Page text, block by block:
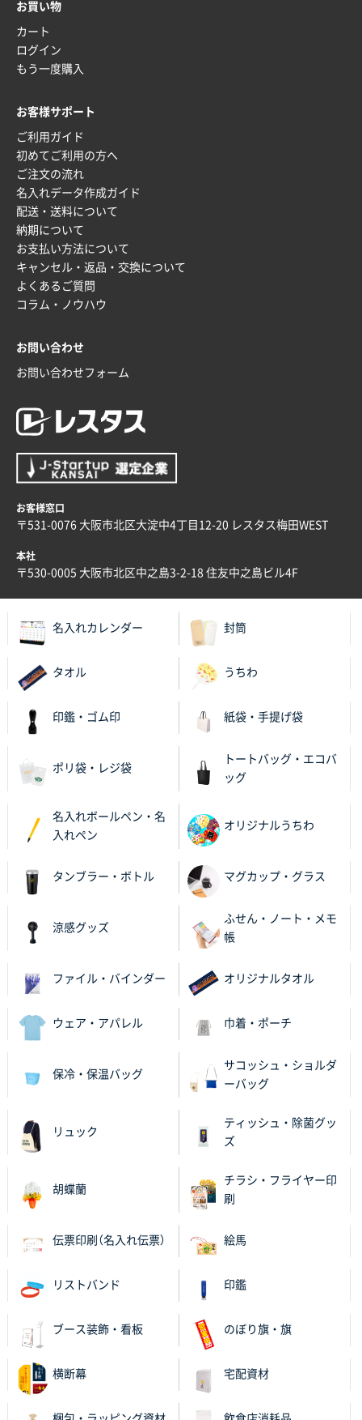
お買い物
カート
ログイン
もう一度購入
お客様サポート
ご利用ガイド
初めてご利用の方へ
ご注文の流れ
名入れデータ作成ガイド
配送・送料について
納期について
お支払い方法について
キャンセル・返品・交換について
よくあるご質問
コラム・ノウハウ
お問い合わせ
お問い合わせフォーム
お客様窓口
〒531-0076 大阪市北区大淀中4丁目12-20 レスタス梅田WEST
本社
〒530-0005 大阪市北区中之島3-2-18 住友中之島ビル4F
名入れカレンダー 封筒
タオル うちわ
印鑑・ゴム印 紙袋・手提げ袋
ポリ袋・レジ袋
トートバッグ・エコバ
ッグ
名入れボールペン・名
入れペン
オリジナルうちわ
タンブラー・ボトル マグカップ・グラス
涼感グッズ
ふせん・ノート・メモ
帳
ファイル・バインダー オリジナルタオル
ウェア・アパレル 巾着・ポーチ
保冷・保温バッグ
サコッシュ・ショルダ
ーバッグ
リュック
ティッシュ・除菌グッ
ズ
胡蝶蘭
チラシ・フライヤー印
刷
伝票印刷（名入れ伝票） 絵馬
リストバンド 印鑑
ブース装飾・看板 のぼり旗・旗
横断幕 宅配資材